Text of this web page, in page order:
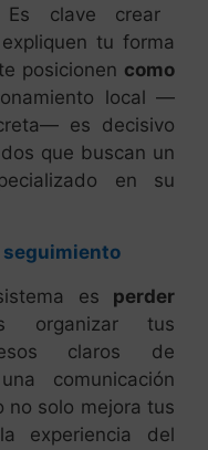
clave crear
tu forma
posicionen como
local —
es decisivo
que buscan un
en su
seguimiento
es perder
organizar tus
claros de
comunicación
no solo mejora tus
experiencia del